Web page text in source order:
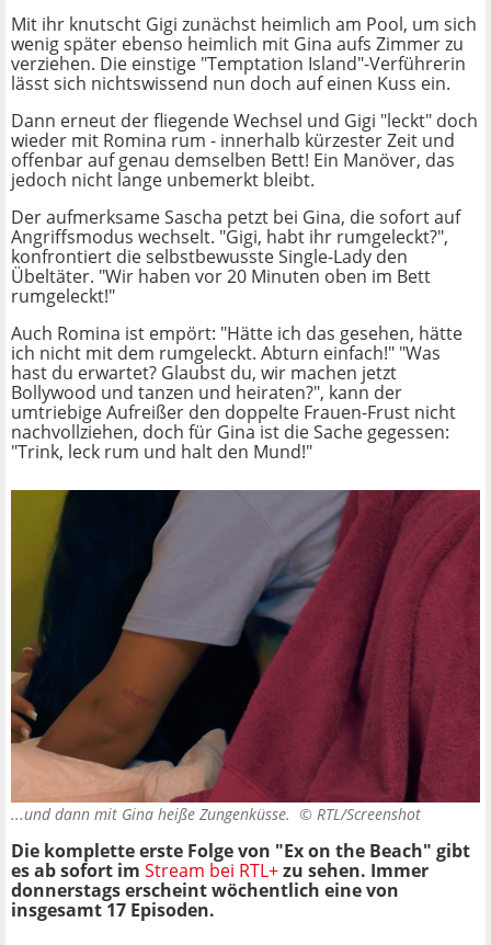
Mit ihr knutscht Gigi zunächst heimlich am Pool, um sich
wenig später ebenso heimlich mit Gina aufs Zimmer zu
verziehen. Die einstige "Temptation Island"-Verführerin
lässt sich nichtswissend nun doch auf einen Kuss ein.
Dann erneut der fliegende Wechsel und Gigi "leckt" doch
wieder mit Romina rum - innerhalb kürzester Zeit und
offenbar auf genau demselben Bett! Ein Manöver, das
jedoch nicht lange unbemerkt bleibt.
Der aufmerksame Sascha petzt bei Gina, die sofort auf
Angriffsmodus wechselt. "Gigi, habt ihr rumgeleckt?",
konfrontiert die selbstbewusste Single-Lady den
Übeltäter. "Wir haben vor 20 Minuten oben im Bett
rumgeleckt!"
Auch Romina ist empört: "Hätte ich das gesehen, hätte
ich nicht mit dem rumgeleckt. Abturn einfach!" "Was
hast du erwartet? Glaubst du, wir machen jetzt
Bollywood und tanzen und heiraten?", kann der
umtriebige Aufreißer den doppelte Frauen-Frust nicht
nachvollziehen, doch für Gina ist die Sache gegessen:
"Trink, leck rum und halt den Mund!"
...und dann mit Gina heiße Zungenküsse. © RTL/Screenshot
Die komplette erste Folge von "Ex on the Beach" gibt
es ab sofort im Stream bei RTL+zu sehen. Immer
donnerstags erscheint wöchentlich eine von
insgesamt 17 Episoden.